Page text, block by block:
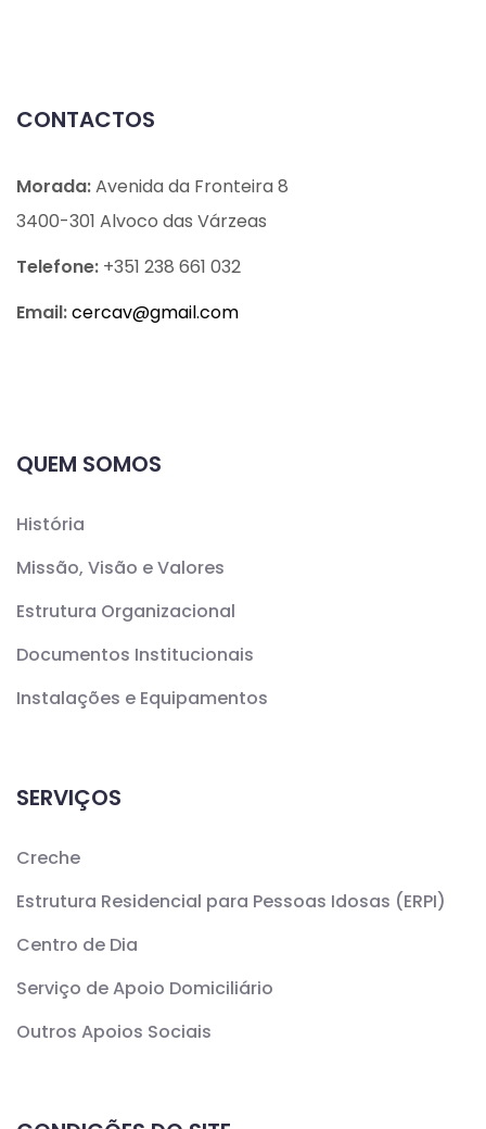
CONTACTOS
Morada:Avenida da Fronteira 8
3400-301 Alvoco das Várzeas
Telefone: +351 238 661 032
Email:cercav@gmail.com
QUEM SOMOS
História
Missão, Visão e Valores
Estrutura Organizacional
Documentos Institucionais
Instalações e Equipamentos
SERVIÇOS
Creche
Estrutura Residencial para Pessoas Idosas (ERPI)
Centro de Dia
Serviço de Apoio Domiciliário
Outros Apoios Sociais